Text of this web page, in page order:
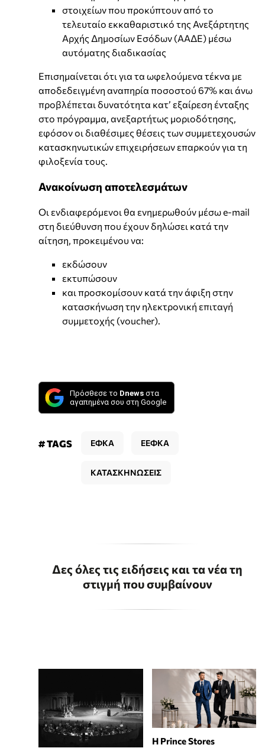
στοιχείων που προκύπτουν από το
τελευταίο εκκαθαριστικό της Ανεξάρτητης
Αρχής Δημοσίων Εσόδων (ΑΑΔΕ) μέσω
αυτόματης διαδικασίας
Επισημαίνεται ότι για τα ωφελούμενα τέκνα με
αποδεδειγμένη αναπηρία ποσοστού 67% και άνω
προβλέπεται δυνατότητα κατ’ εξαίρεση ένταξης
στο πρόγραμμα, ανεξαρτήτως μοριοδότησης,
εφόσον οι διαθέσιμες θέσεις των συμμετεχουσών
κατασκηνωτικών επιχειρήσεων επαρκούν για τη
φιλοξενία τους.
Ανακοίνωση αποτελεσμάτων
Οι ενδιαφερόμενοι θα ενημερωθούν μέσω e-mail
στη διεύθυνση που έχουν δηλώσει κατά την
αίτηση, προκειμένου να:
εκδώσουν
εκτυπώσουν
και προσκομίσουν κατά την άφιξη στην
κατασκήνωση την ηλεκτρονική επιταγή
συμμετοχής (voucher).
Πρόσθεσε το Dnews στα
αγαπημένα σου στη Google
# TAGS ΕΦΚΑ EΕΦΚΑ
ΚΑΤΑΣΚΗΝΩΣΕΙΣ
Δες όλες τις ειδήσεις και τα νέα τη
στιγμή που συμβαίνουν
Η Prince Stores